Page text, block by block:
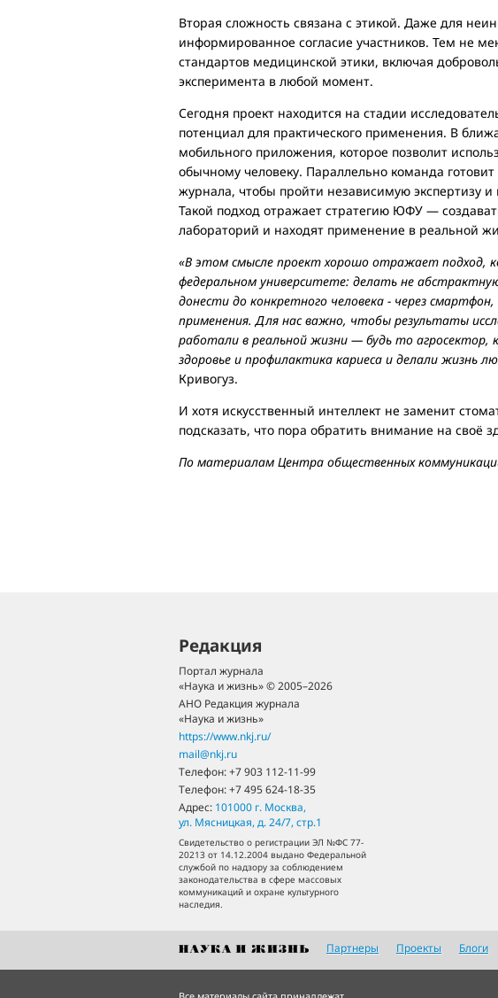
Вторая сложность связана с этикой. Даже для
информированное согласие участников. Тем не
стандартов медицинской этики, включая
эксперимента в любой момент.
Сегодня проект находится на стадии
потенциал для практического применения. В
мобильного приложения, которое позволит
обычному человеку. Параллельно команда
журнала, чтобы пройти независимую экспертизу
Такой подход отражает стратегию ЮФУ —
лабораторий и находят применение в реальной
«В этом смысле проект хорошо отражает подход,
федеральном университете: делать не
донести до конкретного человека - через
применения. Для нас важно, чтобы результаты
работали в реальной жизни — будь то агросектор,
здоровье и профилактика кариеса и делали жизнь
Кривогуз.
И хотя искусственный интеллект не заменит
подсказать, что пора обратить внимание на своё
По материалам Центра общественных
Редакция
Портал журнала
«Наука и жизнь» © 2005–2026
АНО Редакция журнала
«Наука и жизнь»
https://www.nkj.ru/
mail@nkj.ru
Телефон:+7 903 112-11-99
Телефон:+7 495 624-18-35
Адрес: 101000 г. Москва,
ул. Мясницкая, д. 24/7, стр.1
Свидетельство о регистрации ЭЛ №ФС 77-
20213 от 14.12.2004 выдано Федеральной
службой по надзору за соблюдением
законодательства в сфере массовых
коммуникаций и охране культурного
наследия.
Партнеры Проекты Блоги